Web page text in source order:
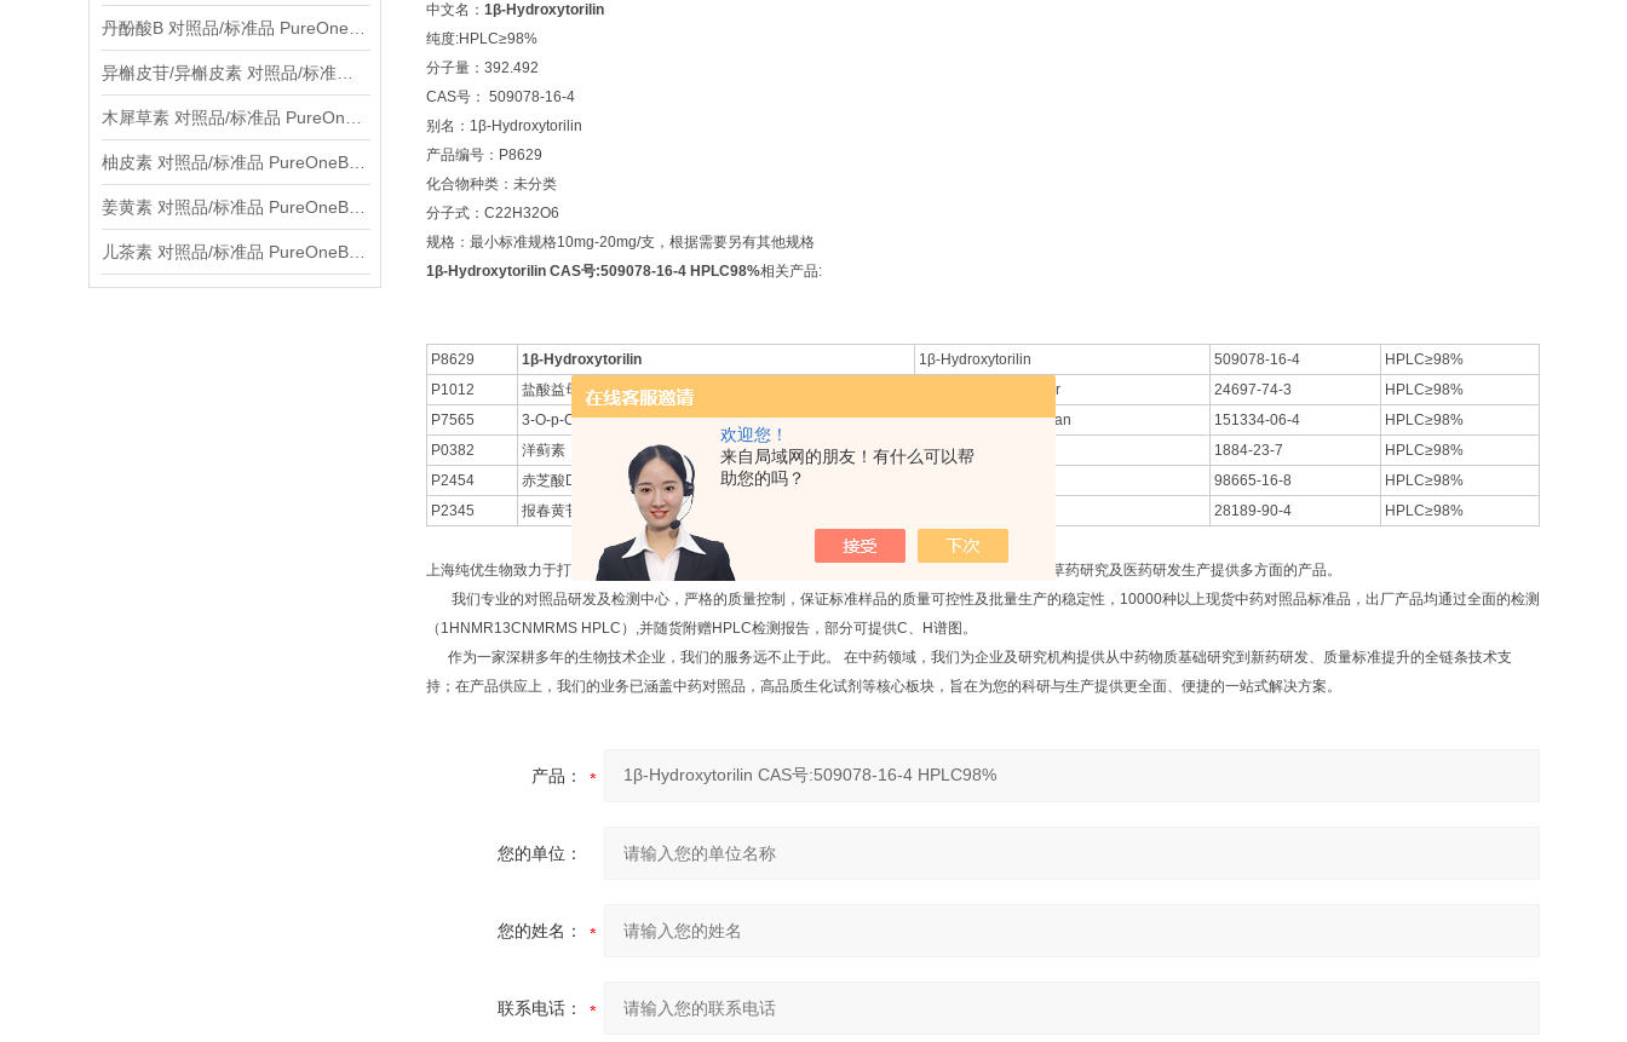
欢迎您！
来自局域网的朋友！有什么可以帮
助您的吗？
中文名： 1β-Hydroxytorilin
纯度:HPLC≥98%
分子量：392.492
CAS号： 509078-16-4
别名：1β-Hydroxytorilin
产品编号：P8629
化合物种类：未分类
分子式：C22H32O6
规格：最小标准规格10mg-20mg/支，根据需要另有其他规格
1β-Hydroxytorilin CAS号:509078-16-4 HPLC98%相关产品:
P8629 1β-Hydroxytorilin 1β-Hydroxytorilin 509078-16-4
HPLC≥98%
P1012
盐酸益母草碱 Leonurine hydrochlor 24697-74-3
HPLC≥98%
P7565
3-O-p-Coumaroyloleanolic acid 3-O-p-Coumaroylolean 151334-06-4
HPLC≥98%
P0382
洋蓟素 Cynarin 1884-23-7
HPLC≥98%
P2454
赤芝酸D 98665-16-8
HPLC≥98%
P2345
报春黄苷 28189-90-4 HPLC≥98%
上海纯优生物致力于打造一个专业的中药标准化研究服务平台，为广大客户在天然产物有效成分中草药研究及医药研发生产提供多方面的产品。
我们专业的对照品研发及检测中心，严格的质量控制，保证标准样品的质量可控性及批量生产的稳定性，10000种以上现货中药对照品标准品，出厂产品均通过全面的检测
（1HNMR13CNMRMS HPLC）,并随货附赠HPLC检测报告，部分可提供C、H谱图。
作为一家深耕多年的生物技术企业，我们的服务远不止于此。 在中药领域，我们为企业及研究机构提供从中药物质基础研究到新药研发、质量标准提升的全链条技术支
持；在产品供应上，我们的业务已涵盖中药对照品，高品质生化试剂等核心板块，旨在为您的科研与生产提供更全面、便捷的一站式解决方案。
产品：
您的单位：
您的姓名：
联系电话：